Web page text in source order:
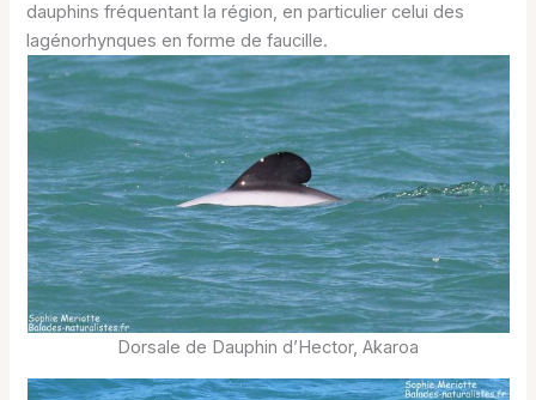
dauphins fréquentant la région, en particulier celui des
lagénorhynques en forme de faucille.
Dorsale de Dauphin d’Hector, Akaroa